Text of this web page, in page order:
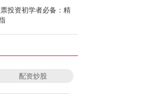
投资初学者必备：精
配资炒股